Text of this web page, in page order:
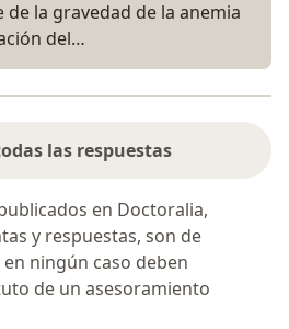
de la gravedad de la anemia
del…
las respuestas
en Doctoralia,
y respuestas, son de
ningún caso deben
de un asesoramiento